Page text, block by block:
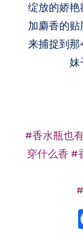
绽放的娇艳
加麝香的
来捕捉到那
妹
#香水瓶也
穿什么香 #